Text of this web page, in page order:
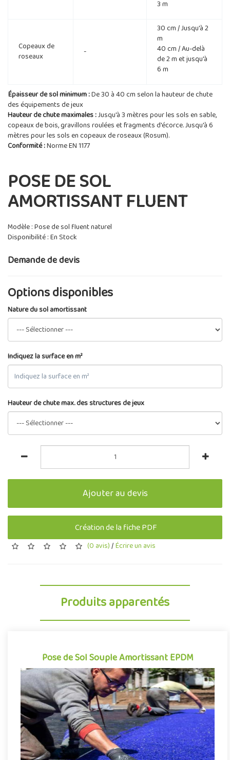
3 m
Copeaux de
roseaux
-
30 cm / Jusqu'à 2
m
40 cm / Au-delà
de 2 m et jusqu'à
6 m
Épaisseur de sol minimum :De 30 à 40 cm selon la hauteur de chute
des équipements de jeux
Hauteur de chute maximales :Jusqu'à 3 mètres pour les sols en sable,
copeaux de bois, gravillons roulées et fragments d'écorce. Jusqu'à 6
mètres pour les sols en copeaux de roseaux (Rosum).
Conformité :Norme EN 1177
POSE DE SOL
AMORTISSANT FLUENT
Modèle : Pose de sol fluent naturel
Disponibilité : En Stock
Demande de devis
Options disponibles
Nature du sol amortissant
Indiquez la surface en m²
Hauteur de chute max. des structures de jeux
Ajouter au devis
Création de la fiche PDF
(0 avis)/Écrire un avis
Produits apparentés
Pose de Sol Souple Amortissant EPDM
Pose de Sol Souple Amortissant EPDM
Le sol souple EPDM est un revêtement amortissant pour aires
de jeux composé d'un mélange de granulats de caoutchouc
aggloméré..
Demande de devis